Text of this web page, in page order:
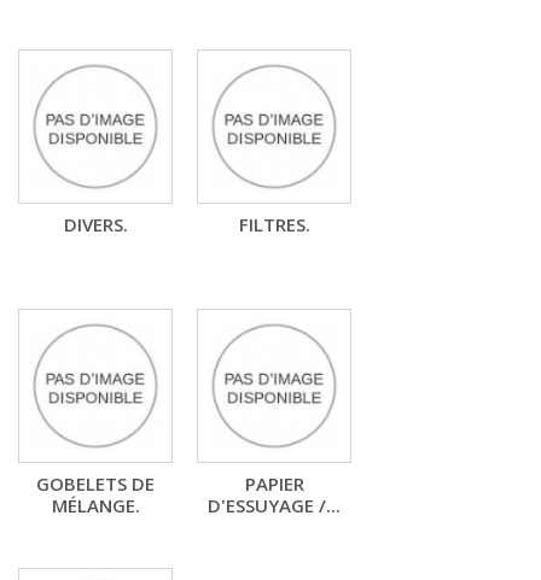
DIVERS. FILTRES.
GOBELETS DE
MÉLANGE.
PAPIER
D'ESSUYAGE /...